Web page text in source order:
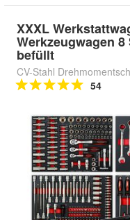
XXXL
Werkzeugwagen
befüllt
CV-Stahl
54